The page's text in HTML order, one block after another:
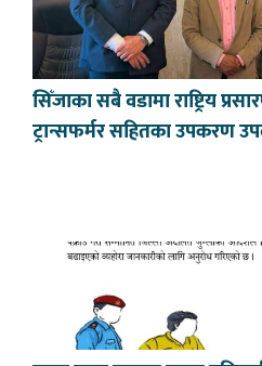
सिँजाका सबै वडामा राष्ट्रिय
ट्रान्सफर्मर सहितका उपकरण